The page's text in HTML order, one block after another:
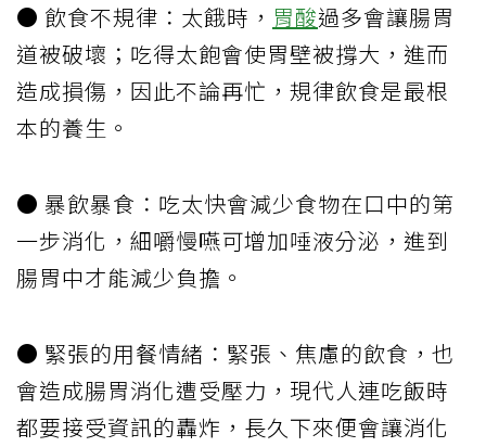
● 飲食不規律：太餓時， 胃酸過多會讓腸胃
道被破壞；吃得太飽會使胃壁被撐大，進而
造成損傷，因此不論再忙，規律飲食是最根
本的養生。
● 暴飲暴食：吃太快會減少食物在口中的第
一步消化，細嚼慢嚥可增加唾液分泌，進到
腸胃中才能減少負擔。
● 緊張的用餐情緒：緊張、焦慮的飲食，也
會造成腸胃消化遭受壓力，現代人連吃飯時
都要接受資訊的轟炸，長久下來便會讓消化